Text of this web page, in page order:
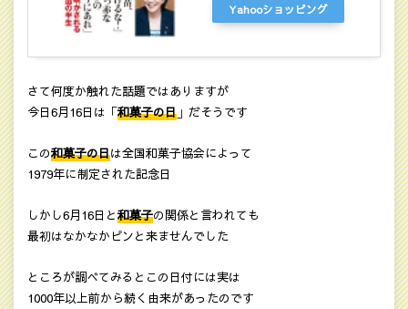
Yahooショッピング
さて何度か触れた話題ではありますが
今日6月16日は「和菓子の日 」だそうです
この和菓子の日は全国和菓子協会によって
1979年に制定された記念日
しかし6月16日と和菓子の関係と言われても
最初はなかなかピンと来ませんでした
ところが調べてみるとこの日付には実は
1000年以上前から続く由来があったのです